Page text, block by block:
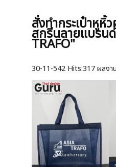
สั่งทำกระเป๋าหูหิ้
สกรีนลายแบรน
TRAFO"
30-11-542 Hits:317 ผลงา